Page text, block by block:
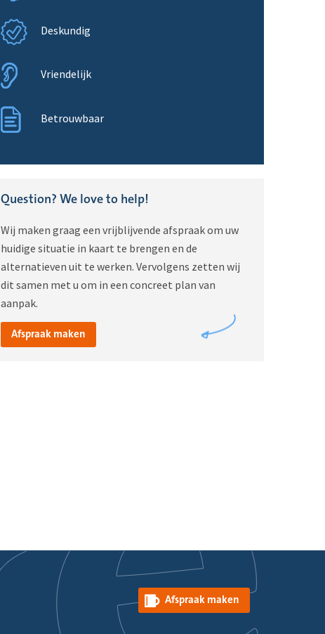
Deskundig
Vriendelijk
Betrouwbaar
Question? We love to help!
Wij maken graag een vrijblijvende afspraak om uw
huidige situatie in kaart te brengen en de
alternatieven uit te werken. Vervolgens zetten wij
dit samen met u om in een concreet plan van
aanpak.
Afspraak maken
Afspraak maken